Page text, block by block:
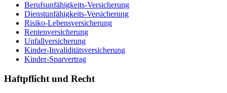
Berufsunfähigkeits-Versicherung
Dienstunfähigkeits-Versicherung
Risiko-Lebensversicherung
Rentenversicherung
Unfallversicherung
Kinder-Invaliditätsversicherung
Kinder-Sparvertrag
Haftpflicht und Recht